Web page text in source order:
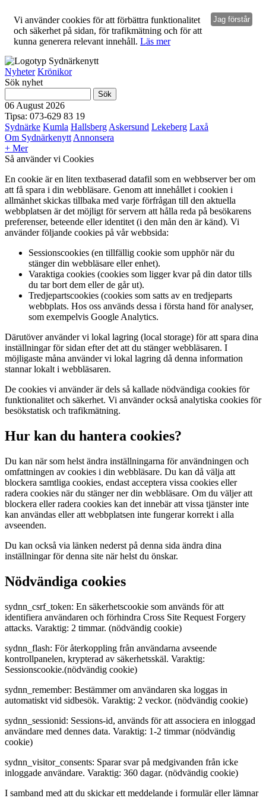
Jag förstår
Vi använder cookies för att förbättra funktionalitet
och säkerhet på sidan, för trafikmätning och för att
kunna generera relevant innehåll. Läs mer
Nyheter Krönikor
Sök nyhet
06 August 2026
Tipsa: 073-629 83 19
Sydnärke Kumla Hallsberg Askersund Lekeberg Laxå
Om Sydnärkenytt Annonsera
+ Mer
Så använder vi Cookies
En cookie är en liten textbaserad datafil som en webbserver ber om
att få spara i din webbläsare. Genom att innehållet i cookien i
allmänhet skickas tillbaka med varje förfrågan till den aktuella
webbplatsen är det möjligt för servern att hålla reda på besökarens
preferenser, beteende eller identitet (i den mån den är känd). Vi
använder följande cookies på vår webbsida:
Sessionscookies (en tillfällig cookie som upphör när du
stänger din webbläsare eller enhet).
Varaktiga cookies (cookies som ligger kvar på din dator tills
du tar bort dem eller de går ut).
Tredjepartscookies (cookies som satts av en tredjeparts
webbplats. Hos oss används dessa i första hand för analyser,
som exempelvis Google Analytics.
Därutöver använder vi lokal lagring (local storage) för att spara dina
inställningar för sidan efter det att du stänger webbläsaren. I
möjligaste måna använder vi lokal lagring då denna information
stannar lokalt i webbläsaren.
De cookies vi använder är dels så kallade nödvändiga cookies för
funktionalitet och säkerhet. Vi använder också analytiska cookies för
besökstatisk och trafikmätning.
Hur kan du hantera cookies?
Du kan när som helst ändra inställningarna för användningen och
omfattningen av cookies i din webbläsare. Du kan då välja att
blockera samtliga cookies, endast acceptera vissa cookies eller
radera cookies när du stänger ner din webbläsare. Om du väljer att
blockera eller radera cookies kan det innebär att vissa tjänster inte
kan användas eller att webbplatsen inte fungerar korrekt i alla
avseenden.
Du kan också via länken nederst på denna sida ändra dina
inställningar för denna site när helst du önskar.
Nödvändiga cookies
sydnn_csrf_token: En säkerhetscookie som används för att
identifiera användaren och förhindra Cross Site Request Forgery
attacks. Varaktig: 2 timmar. (nödvändig cookie)
sydnn_flash: För återkoppling från användarna avseende
kontrollpanelen, krypterad av säkerhetsskäl. Varaktig:
Sessionscookie.(nödvändig cookie)
sydnn_remember: Bestämmer om användaren ska loggas in
automatiskt vid sidbesök. Varaktig: 2 veckor. (nödvändig cookie)
sydnn_sessionid: Sessions-id, används för att associera en inloggad
användare med dennes data. Varaktig: 1-2 timmar (nödvändig
cookie)
sydnn_visitor_consents: Sparar svar på medgivanden från icke
inloggade användare. Varaktig: 360 dagar. (nödvändig cookie)
I samband med att du skickar ett meddelande i formulär eller lämnar